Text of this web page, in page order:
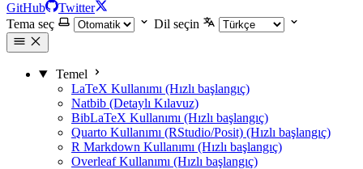
GitHub
Twitter
Tema seç
Dil seçin
Temel
LaTeX Kullanımı (Hızlı başlangıç)
Natbib (Detaylı Kılavuz)
BibLaTeX Kullanımı (Hızlı başlangıç)
Quarto Kullanımı (RStudio/Posit) (Hızlı başlangıç)
R Markdown Kullanımı (Hızlı başlangıç)
Overleaf Kullanımı (Hızlı başlangıç)